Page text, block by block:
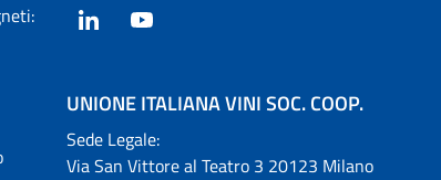
LinkedIn
UNIONE ITALIANA VINI SOC. COOP.
Sede Legale:
Via San Vittore al Teatro 3 20123 Milano